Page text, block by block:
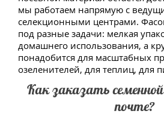
мы работаем напрямую с
селекционными центрами.
под разные задачи: мелкая
домашнего использования, а
понадобится для масштабных
озеленителей, для теплиц, для
Как заказать
почте?